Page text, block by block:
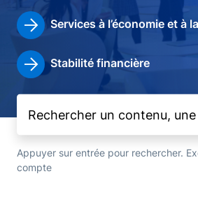
Services à l’économie et à
Stabilité financière
Appuyer sur entrée pour rechercher.
compte